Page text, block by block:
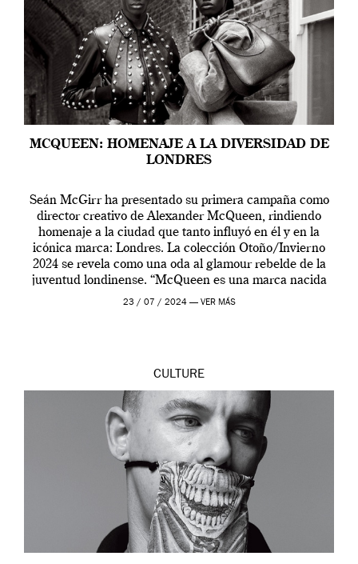
MCQUEEN: HOMENAJE A LA DIVERSIDAD DE
LONDRES
Seán McGirr ha presentado su primera campaña como
director creativo de Alexander McQueen, rindiendo
homenaje a la ciudad que tanto influyó en él y en la
icónica marca: Londres. La colección Otoño/Invierno
2024 se revela como una oda al glamour rebelde de la
juventud londinense. “McQueen es una marca nacida
en Londres y siempre ha […]
23 / 07 / 2024 — VER MÁS
CULTURE